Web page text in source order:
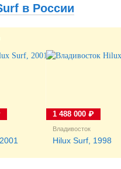
в России
Владивосток
Hilux Surf, 1998
1 488 000 ₽